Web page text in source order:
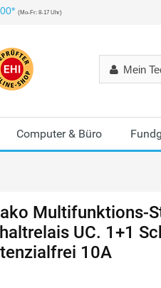
(Mo-Fr: 8-17 Uhr)
Mein
Computer & Büro
Multifunktions-
UC. 1+1
10A